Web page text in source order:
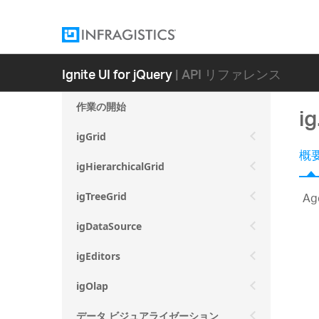
Ignite UI for jQuery| API リファレンス
作業の開始
igGrid
igHierarchicalGrid
igTreeGrid
igDataSource
igEditors
igOlap
データ ビジュアライゼーション
概